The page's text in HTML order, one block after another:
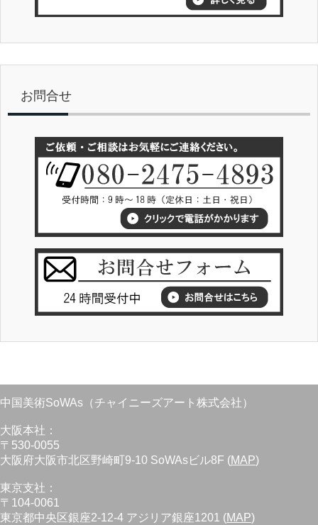
お問合せ
中国美術SoWAs（チャイニーズアート株式会社）
大阪本社：
〒530-0055
大阪府大阪市北区野崎町9-10 SoWAsビル8F (MAP)
東京支社：
〒104-0061
東京都中央区銀座2-12-4 アジリア銀座1201 (MAP)